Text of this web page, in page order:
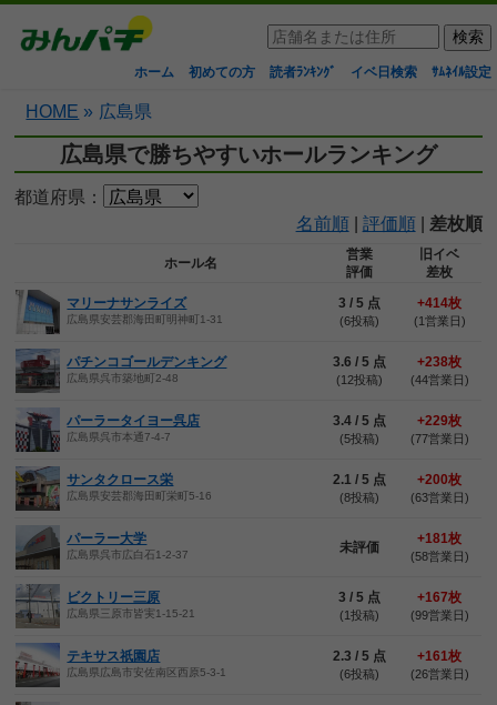
ホーム 初めての方 読者ﾗﾝｷﾝｸﾞ イベ日検索 ｻﾑﾈｲﾙ設定
HOME » 広島県
広島県で勝ちやすいホールランキング
都道府県：
名前順| 評価順| 差枚順
ホール名
営業
評価
旧イベ
差枚
マリーナサンライズ
広島県安芸郡海田町明神町1-31
3 / 5 点
(6投稿)
+414枚
(1営業日)
パチンコゴールデンキング
広島県呉市築地町2-48
3.6 / 5 点
(12投稿)
+238枚
(44営業日)
パーラータイヨー呉店
広島県呉市本通7-4-7
3.4 / 5 点
(5投稿)
+229枚
(77営業日)
サンタクロース栄
広島県安芸郡海田町栄町5-16
2.1 / 5 点
(8投稿)
+200枚
(63営業日)
パーラー大学
広島県呉市広白石1-2-37 未評価
+181枚
(58営業日)
ビクトリー三原
広島県三原市皆実1-15-21
3 / 5 点
(1投稿)
+167枚
(99営業日)
テキサス祇園店
広島県広島市安佐南区西原5-3-1
2.3 / 5 点
(6投稿)
+161枚
(26営業日)